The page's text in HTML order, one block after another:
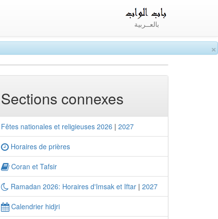
×
بالعــربية
Sections connexes
Fêtes nationales et religieuses 2026 | 2027
Horaires de prières
Coran et Tafsir
Ramadan 2026: Horaires d'Imsak et Iftar | 2027
Calendrier hidjri